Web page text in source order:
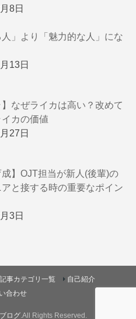
8日
人」より「魅力的な人」にな
13日
】なぜライカは高い？改めて
カの価値
27日
成】OJT担当が新人(後輩)の
と接する時の重要なポイン
3日
記事カテゴリ一覧
自己紹介
合わせ
ログ.All Rights Reserved.